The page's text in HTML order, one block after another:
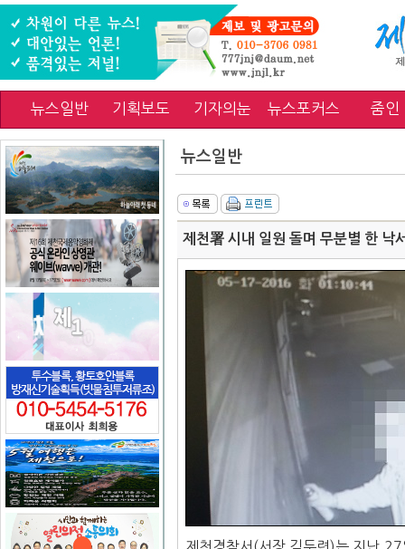
뉴스일반 기획보도 기자의눈 뉴스포커스 줌인
뉴스일반
제천署 시내 일원 돌며 무분별 한 낙